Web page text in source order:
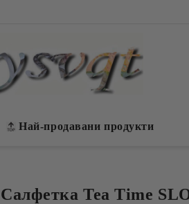
Най-продавани продукти
Салфетка Tea Time